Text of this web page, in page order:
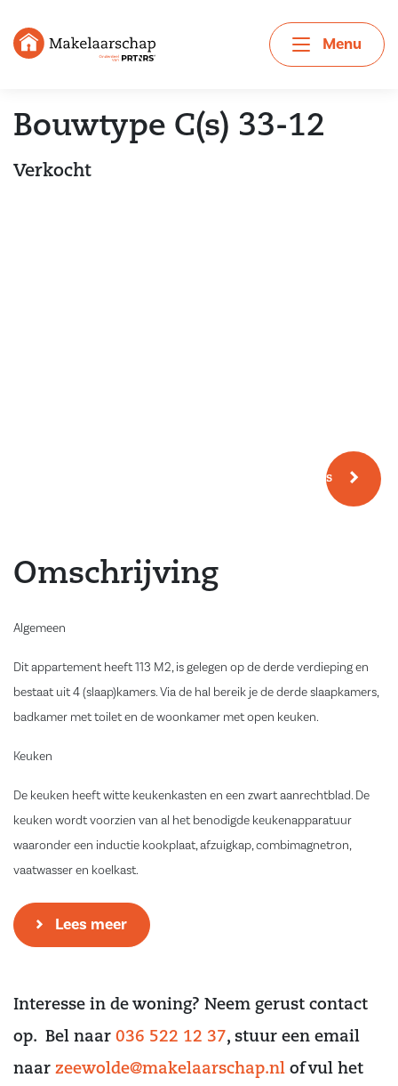
Menu
Bouwtype C(s) 33-12
Verkocht
Meer fotos
Omschrijving
Algemeen
Dit appartement heeft 113 M2, is gelegen op de derde verdieping en
bestaat uit 4 (slaap)kamers. Via de hal bereik je de derde slaapkamers,
badkamer met toilet en de woonkamer met open keuken.
Keuken
De keuken heeft witte keukenkasten en een zwart aanrechtblad. De
keuken wordt voorzien van al het benodigde keukenapparatuur
waaronder een inductie kookplaat, afzuigkap, combimagnetron,
vaatwasser en koelkast.
Badkamer
De badkamer wordt modern en compleet afgewerkt. De badkamer is
elektrische radiator en toilet. De douchehoek wordt voorzien van een
Buitenruimte
Lees meer
Interesse in de woning? Neem gerust contact
op. Bel naar 036 522 12 37, stuur een email
naar zeewolde@makelaarschap.nl of vul het